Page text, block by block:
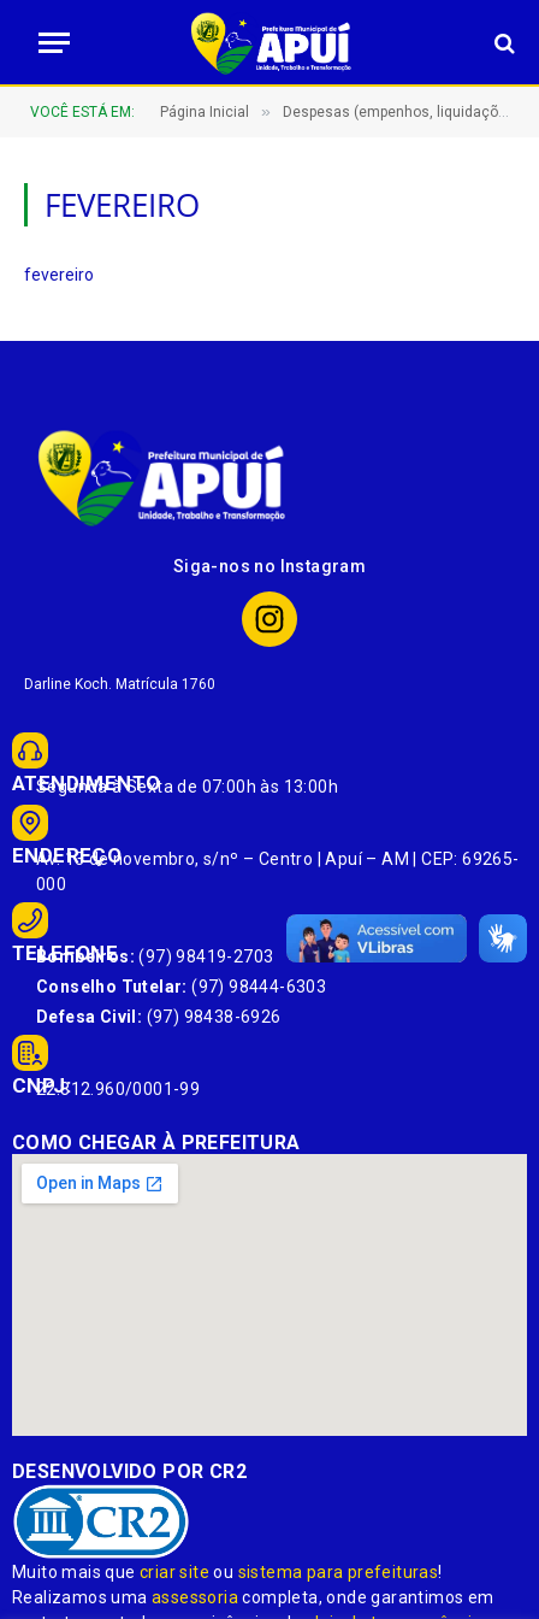
VOCÊ ESTÁ EM: Página Inicial » Despesas (empenhos, liquidações e pagamentos)
FEVEREIRO
fevereiro
Siga-nos no Instagram
Darline Koch. Matrícula 1760
ATENDIMENTO
Segunda à Sexta de 07:00h às 13:00h
ENDEREÇO
Av. 13 de novembro, s/nº – Centro | Apuí – AM | CEP: 69265-
000
TELEFONE
Bombeiros: (97) 98419-2703
Conselho Tutelar: (97) 98444-6303
Defesa Civil: (97) 98438-6926
CNPJ:
22.812.960/0001-99
COMO CHEGAR À PREFEITURA
DESENVOLVIDO POR CR2
Muito mais quecriar site ou sistema para prefeituras!
Realizamos umaassessoria completa, onde garantimos em